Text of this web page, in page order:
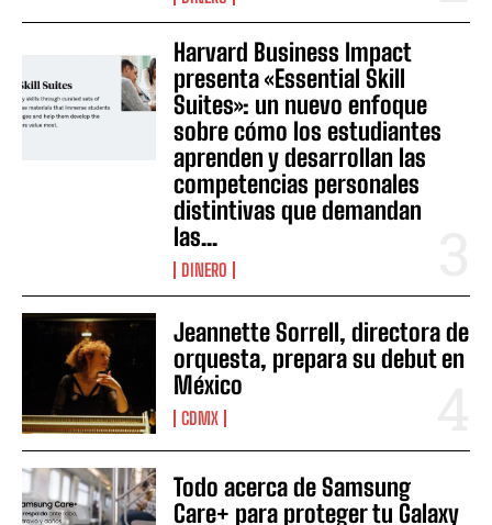
Harvard Business Impact
presenta «Essential Skill
Suites»: un nuevo enfoque
sobre cómo los estudiantes
aprenden y desarrollan las
competencias personales
distintivas que demandan
las...
DINERO
Jeannette Sorrell, directora de
orquesta, prepara su debut en
México
CDMX
Todo acerca de Samsung
Care+ para proteger tu Galaxy